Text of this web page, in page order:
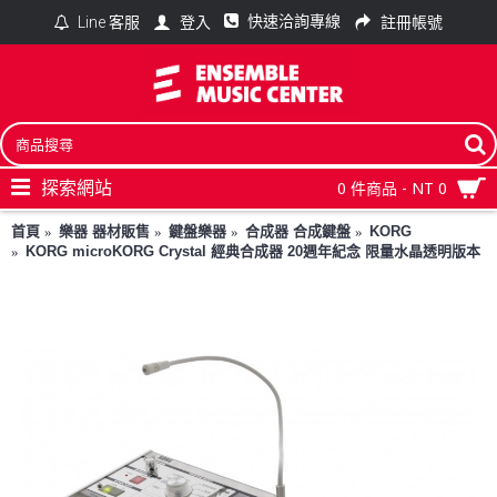
Line 客服 登入 快速洽詢專線 註冊帳號
0 件商品 - NT 0
探索網站
首頁 樂器 器材販售 鍵盤樂器 合成器 合成鍵盤
KORG
KORG microKORG Crystal 經典合成器 20週年紀念 限量水晶透明版本